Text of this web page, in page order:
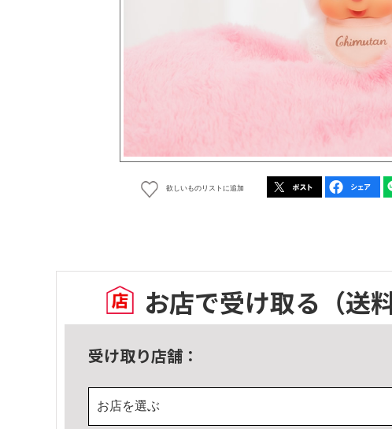
欲しいものリストに追加
お店で受け取る （送
受け取り店舗：
お店を選ぶ